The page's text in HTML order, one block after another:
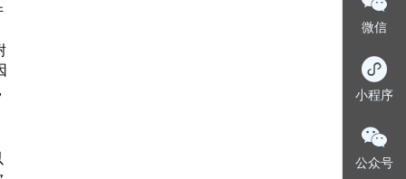
微信
小程序
公众号